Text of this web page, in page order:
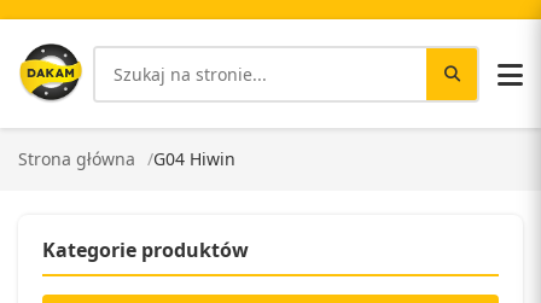
Strona główna G04 Hiwin
Kategorie produktów